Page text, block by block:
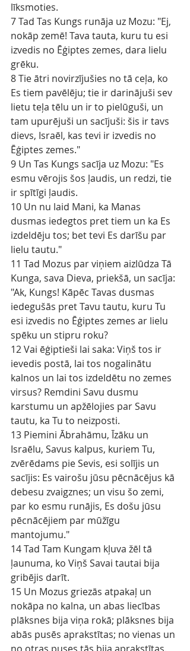
līksmoties.
7 Tad Tas Kungs runāja uz Mozu: "Ej,
nokāp zemē! Tava tauta, kuru tu esi
izvedis no Ēģiptes zemes, dara lielu
grēku.
8 Tie ātri novirzījušies no tā ceļa, ko
Es tiem pavēlēju; tie ir darinājuši sev
lietu teļa tēlu un ir to pielūguši, un
tam upurējuši un sacījuši: šis ir tavs
dievs, Israēl, kas tevi ir izvedis no
Ēģiptes zemes."
9 Un Tas Kungs sacīja uz Mozu: "Es
esmu vērojis šos ļaudis, un redzi, tie
ir spītīgi ļaudis.
10 Un nu laid Mani, ka Manas
dusmas iedegtos pret tiem un ka Es
izdeldēju tos; bet tevi Es darīšu par
lielu tautu."
11 Tad Mozus par viņiem aizlūdza Tā
Kunga, sava Dieva, priekšā, un sacīja:
"Ak, Kungs! Kāpēc Tavas dusmas
iedegušās pret Tavu tautu, kuru Tu
esi izvedis no Ēģiptes zemes ar lielu
spēku un stipru roku?
12 Vai ēģiptieši lai saka: Viņš tos ir
ievedis postā, lai tos nogalinātu
kalnos un lai tos izdeldētu no zemes
virsus? Remdini Savu dusmu
karstumu un apžēlojies par Savu
tautu, ka Tu to neizposti.
13 Piemini Ābrahāmu, Īzāku un
Israēlu, Savus kalpus, kuriem Tu,
zvērēdams pie Sevis, esi solījis un
sacījis: Es vairošu jūsu pēcnācējus kā
debesu zvaigznes; un visu šo zemi,
par ko esmu runājis, Es došu jūsu
pēcnācējiem par mūžīgu
mantojumu."
14 Tad Tam Kungam kļuva žēl tā
ļaunuma, ko Viņš Savai tautai bija
gribējis darīt.
15 Un Mozus griezās atpakaļ un
nokāpa no kalna, un abas liecības
plāksnes bija viņa rokā; plāksnes bija
abās pusēs aprakstītas; no vienas un